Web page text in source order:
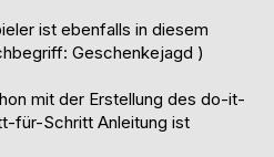
ist ebenfalls in diesem
Geschenkejagd )
mit der Erstellung des do-it-
für-Schritt Anleitung ist